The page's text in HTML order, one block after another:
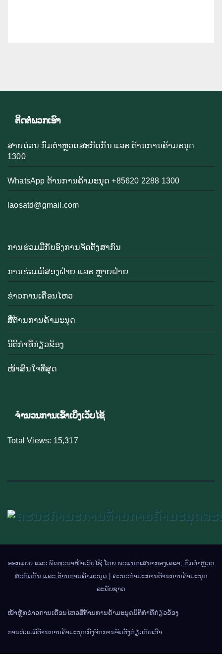
ຕິດຕໍ່ພວກເຮົາ
ສາຍດ່ວນ ກົມຕຳຫຼວດສະກັດກັ້ນ ແລະ ຕ້ານການຄ້າມະນຸດ
1300
WhatsApp ຕ້ານການຄ້າມະນຸດ +85620 2288 1300
laosatd@gmail.com
ການຮ່ວມມືກັບອົງການຈັດຕັ້ງສາກົນ
ການຮ່ວມມືສອງຝ່າຍ ແລະ ຫຼາຍຝ່າຍ
ຂ່າວການເຄື່ອນໄຫວ
ສື່ຕ້ານການຄ້າມະນຸດ
ນິຕິກຳທີ່ກ່ຽວຂ້ອງ
ໜ້າສົນໃຈທີ່ສຸດ
ຈຳນວນການເຂົ້າເບິ່ງເວັບໄຊ້
Total Views: 15,317
ອອກແບບ ແລະ ພັດທະນາໜ້າເວັບໄຊ້ ໂດຍ ພະແນກເສນາກອງເລຂາ, ກົມຕຳຫຼວດ
ສະກັດກັ້ນ ແລະ ຕ້ານການຄ້າມະນຸດ | ຄະນະກຳມະການຕ້ານການຄ້າມະນຸດ
ລະດັບຊາດ
ໜ້າຫຼັກຂ່າວການເຄື່ອນໄຫວສື່ຕ້ານການຄ້າມະນຸດນິຕິກຳທີ່ກ່ຽວຂ້ອງ
ການຮ່ວມມືຕ້ານການຄ້າມະນຸດກົງຈັກການຈັດຕັ້ງກ່ຽວກັບເຮົາ